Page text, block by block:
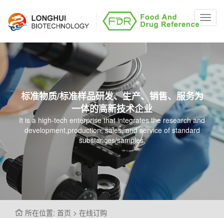
标准物质/标准样品研发、生产、销售、服务为
一体的高新技术企业
It is a high-tech enterprise that integrates the research and
development,production, sales, and service of standard
substances/samples.
所在位置: 首页 > 在线订购